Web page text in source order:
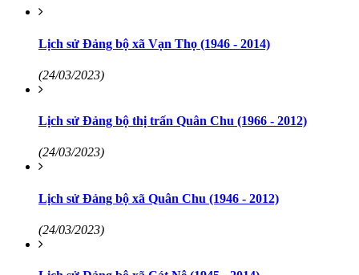
Lịch sử Đảng bộ xã Vạn Thọ (1946 - 2014)
(24/03/2023)
Lịch sử Đảng bộ thị trấn Quân Chu (1966 - 2012)
(24/03/2023)
Lịch sử Đảng bộ xã Quân Chu (1946 - 2012)
(24/03/2023)